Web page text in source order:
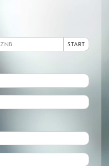
START